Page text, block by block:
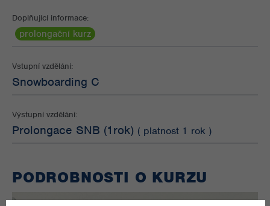
Doplňující informace:
prolongační kurz
Vstupní vzdělání:
Snowboarding C
Výstupní vzdělání:
Prolongace SNB (1rok) ( platnost 1 rok )
PODROBNOSTI O KURZU